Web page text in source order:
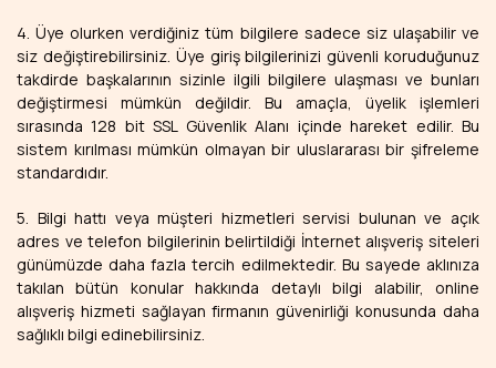
4. Üye olurken verdiğiniz tüm bilgilere sadece siz ulaşabilir ve
siz değiştirebilirsiniz. Üye giriş bilgilerinizi güvenli koruduğunuz
takdirde başkalarının sizinle ilgili bilgilere ulaşması ve bunları
değiştirmesi mümkün değildir. Bu amaçla, üyelik işlemleri
sırasında 128 bit SSL Güvenlik Alanı içinde hareket edilir. Bu
sistem kırılması mümkün olmayan bir uluslararası bir şifreleme
standardıdır.
5. Bilgi hattı veya müşteri hizmetleri servisi bulunan ve açık
adres ve telefon bilgilerinin belirtildiği İnternet alışveriş siteleri
günümüzde daha fazla tercih edilmektedir. Bu sayede aklınıza
takılan bütün konular hakkında detaylı bilgi alabilir, online
alışveriş hizmeti sağlayan firmanın güvenirliği konusunda daha
sağlıklı bilgi edinebilirsiniz.